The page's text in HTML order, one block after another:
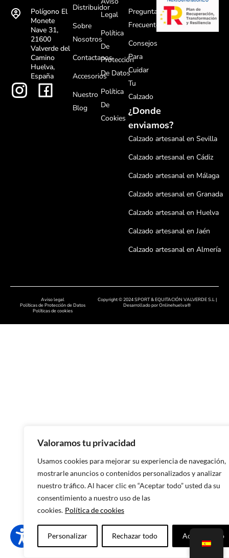
Valoramos tu privacidad
Usamos cookies para mejorar su experiencia de navegación,
mostrarle anuncios o contenidos personalizados y analizar
nuestro tráfico. Al hacer clic en “Aceptar todo” usted da su
consentimiento a nuestro uso de las
cookies. Política de cookies
Personalizar Rechazar todo Aceptar todo
Polígono El
Monete
Nave 31,
21600
Valverde del
Camino
Huelva,
España
Distribuidor
Sobre
Nosotros
Contactanos
Accesorios
Nuestro
Blog
Legal
Política
De
Protección
De Datos
Política
De
Cookies
Preguntas
Frecuentes
Consejos
Para
Cuidar
Tu
Calzado
¿Donde
enviamos?
Calzado artesanal en Sevilla
Calzado artesanal en Cádiz
Calzado artesanal en Málaga
Calzado artesanal en Granada
Calzado artesanal en Huelva
Calzado artesanal en Jaén
Calzado artesanal en Almería
Calzado artesanal en Badajoz
Calzado artesanal en Cáceres
Calzado artesanal en
Calzado artesanal en Murcia
Calzado artesanal en Alicante
Calzado artesanal en Castellón
Calzado artesanal en Tarragona
Aviso legal
Políticas de Protección de Datos
Políticas de cookies
Copyright © 2024 SPORT & EQUITACIÓN VALVERDE S.L |
Desarrollado porOnlinehuelva®